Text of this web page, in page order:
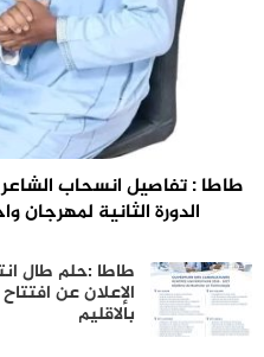
طاطا : تفاصيل انسحاب
الدورة الثانية لمهرجان
طاطا :حلم طال
الإعلان عن
بالاقليم